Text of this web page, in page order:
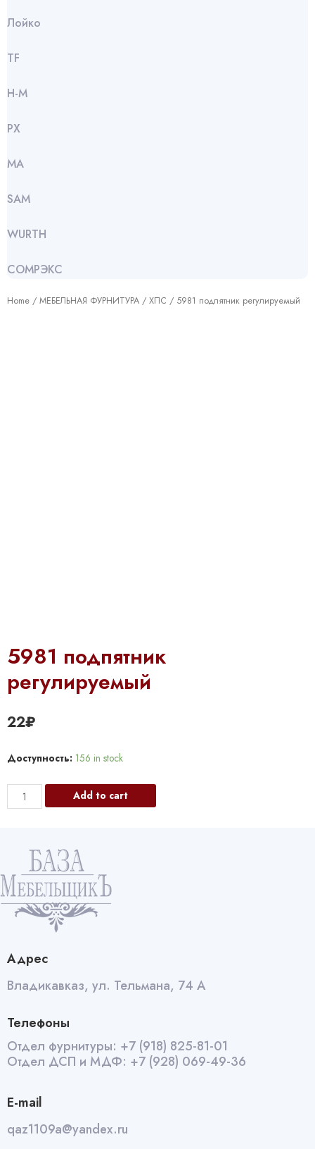
Лойко
TF
Н-М
РХ
МА
SАМ
WURTH
СОМРЭКС
Home / МЕБЕЛЬНАЯ ФУРНИТУРА / ХПС / 5981 подпятник регулируемый
5981 подпятник
регулируемый
22₽
Доступность: 156 in stock
5981
подпятник
Add to cart
Адрес
Владикавказ, ул. Тельмана, 74 А
Телефоны
Отдел фурнитуры: +7 (918) 825-81-01
Отдел ДСП и МДФ: +7 (928) 069-49-36
E-mail
qaz1109a@yandex.ru